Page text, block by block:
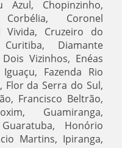
Azul, Chopinzinho,
Coronel
Vivida, Cruzeiro do
Diamante
Vizinhos, Enéas
Fazenda Rio
Flor da Serra do Sul,
Francisco Beltrão,
Guamiranga,
Honório
Martins, Ipiranga,